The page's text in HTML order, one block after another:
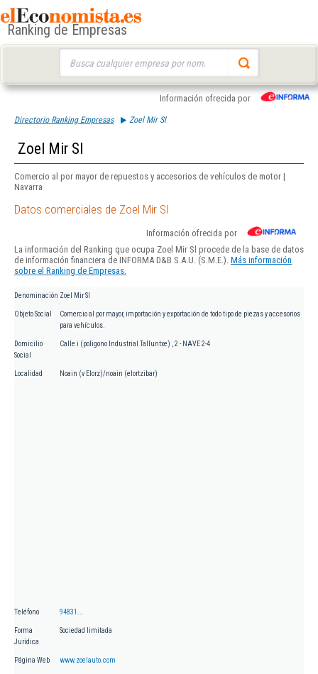
Ranking de Empresas
Información ofrecida por
Directorio Ranking Empresas Zoel Mir Sl
Zoel Mir Sl
Comercio al por mayor de repuestos y accesorios de vehículos de motor |
Navarra
Datos comerciales de Zoel Mir Sl
Información ofrecida por
La información del Ranking que ocupa Zoel Mir Sl procede de la base de datos
de información financiera de INFORMA D&B S.A.U. (S.M.E.). Más información
sobre el Ranking de Empresas.
Denominación Zoel Mir Sl
Objeto Social
Comercio al por mayor, importación y exportación de todo tipo de piezas y accesorios
para vehículos.
Domicilio
Social
Calle i (poligono Industrial Talluntxe) , 2 - NAVE 2-4
Localidad Noain (v Elorz)/noain (elortzibar)
Teléfono 94831...
Forma
Jurídica
Sociedad limitada
Página Web www.zoelauto.com